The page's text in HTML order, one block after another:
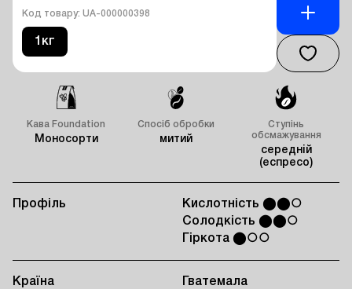
Код товару: UA-000000398
1кг
Кава Foundation
Моносорти
Спосіб обробки
митий
Ступінь
обсмажування
середній
(еспресо)
Профіль
Кислотність ⬤⬤○
Солодкість ⬤⬤○
Гіркота ⬤○○
Країна Гватемала